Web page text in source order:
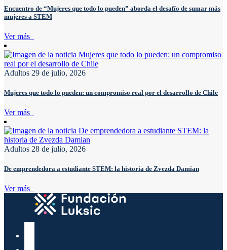
Encuentro de “Mujeres que todo lo pueden” aborda el desafío de sumar más
mujeres a STEM
Ver más
Adultos 29 de julio, 2026
Mujeres que todo lo pueden: un compromiso real por el desarrollo de Chile
Ver más
Adultos 28 de julio, 2026
De emprendedora a estudiante STEM: la historia de Zvezda Damian
Ver más